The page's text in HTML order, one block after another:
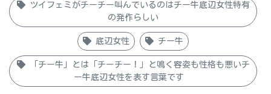
ツイフェミがチーチー叫んでいるのはチー牛底辺女性特有
の発作らしい
底辺女性 チー牛
「チー牛」とは「チーチー！」と鳴く容姿も性格も悪いチ
ー牛底辺女性を表す言葉です